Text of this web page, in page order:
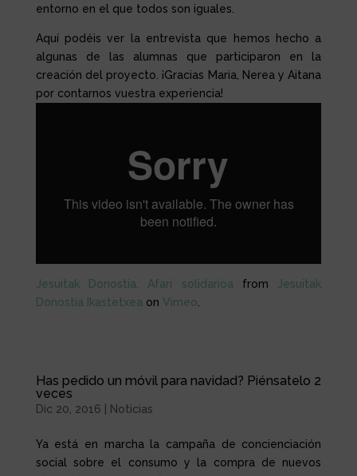
entorno en el que todos son iguales.
Aquí podéis ver la entrevista que hemos hecho a
algunas de las alumnas que participaron en la
creación del proyecto. ¡Gracias Maria, Nerea y Aitana
por contarnos vuestra experiencia!
Jesuitak Donostia, Afari solidarioa from
Jesuitak
Donostia Ikastetxea on Vimeo
Has pedido un móvil para navidad? Piénsatelo 2
veces
Dic 20, 2016 Noticias
Ya está en marcha la campaña de concienciación
social sobre el consumo y la compra de nuevos